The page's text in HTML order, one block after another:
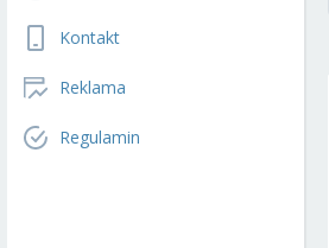
Kontakt
Reklama
Regulamin